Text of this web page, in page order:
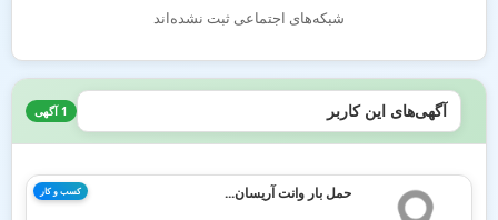
شبکه‌های اجتماعی ثبت نشده‌اند
آگهی‌های این کاربر 1 آگهی
کسب و کار حمل بار وانت آریسان...